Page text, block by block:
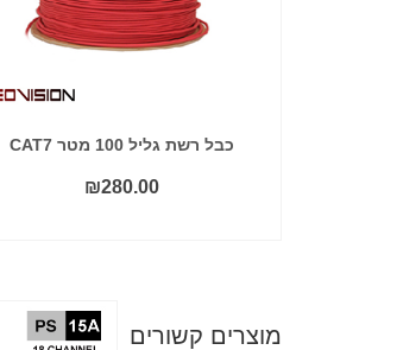
כבל רשת גליל 100 מטר CAT7
₪280.00
מוצרים קשורים